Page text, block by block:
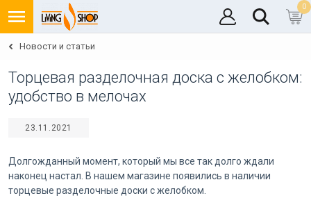
0
Новости и статьи
Торцевая разделочная доска с желобком:
удобство в мелочах
23.11.2021
Долгожданный момент, который мы все так долго ждали
наконец настал. В нашем магазине появились в наличии
торцевые разделочные доски с желобком.